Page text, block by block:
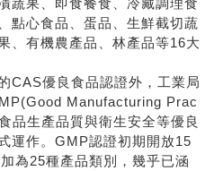
點心食品、蛋品、生鮮截切蔬
、有機農產品、林產品等16大
優良食品認證外，工業局
Manufacturing Prac
品生產品質與衛生安全等優良
運作。GMP認證初期開放15
為25種產品類別，幾乎已涵